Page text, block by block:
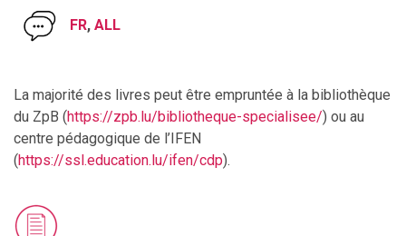
FR, ALL
La majorité des livres peut être empruntée à la bibliothèque
du ZpB (https://zpb.lu/bibliotheque-specialisee/) ou au
centre pédagogique de l’IFEN
(https://ssl.education.lu/ifen/cdp).